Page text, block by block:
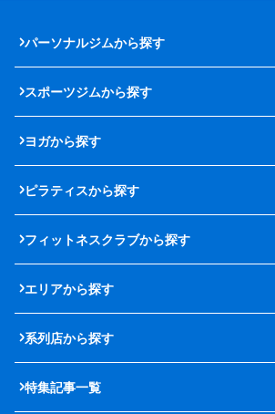
パーソナルジムから探す
スポーツジムから探す
ヨガから探す
ピラティスから探す
フィットネスクラブから探す
エリアから探す
系列店から探す
特集記事一覧